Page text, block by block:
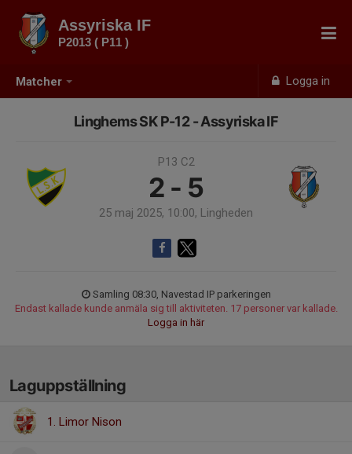
Matcher Logga in
Assyriska IF
P2013 ( P11 )
Linghems SK P-12 - Assyriska IF
P13 C2
2 - 5
25 maj 2025, 10:00, Lingheden
Samling 08:30, Navestad IP parkeringen
Endast kallade kunde anmäla sig till aktiviteten. 17 personer var kallade.
Logga in här
Laguppställning
1. Limor Nison